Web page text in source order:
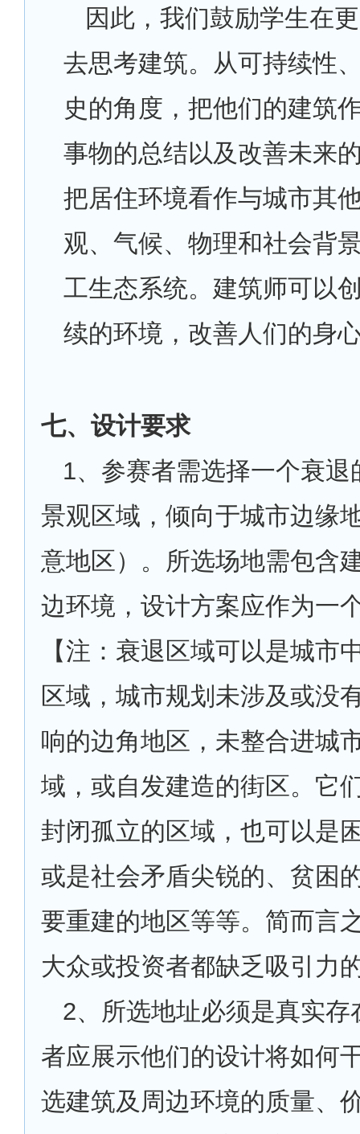
因此，我们鼓励学生在
去思考建筑。从可持续性
史的角度，把他们的建筑
事物的总结以及改善未来
把居住环境看作与城市其
观、气候、物理和社会背
工生态系统。建筑师可以
续的环境，改善人们的身
七、设计要求
1、参赛者需选择一个衰退
景观区域，倾向于城市边缘
意地区）。所选场地需包含
边环境，设计方案应作为一
【注：衰退区域可以是城市
区域，城市规划未涉及或没
响的边角地区，未整合进城
域，或自发建造的街区。它
封闭孤立的区域，也可以是
或是社会矛盾尖锐的、贫困
要重建的地区等等。简而言
大众或投资者都缺乏吸引力
2、所选地址必须是真实存
者应展示他们的设计将如何
选建筑及周边环境的质量、